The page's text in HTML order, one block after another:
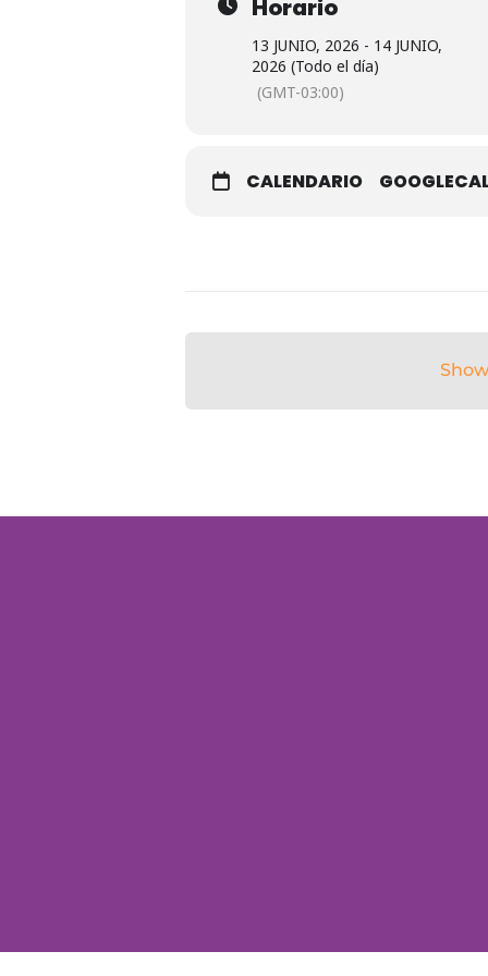
LUGAR
Puerto de Gualeguaychú
Horario
13 JUNIO, 2026 - 14 JUNIO,
2026 (Todo el día)
(GMT-03:00)
CALENDARIO